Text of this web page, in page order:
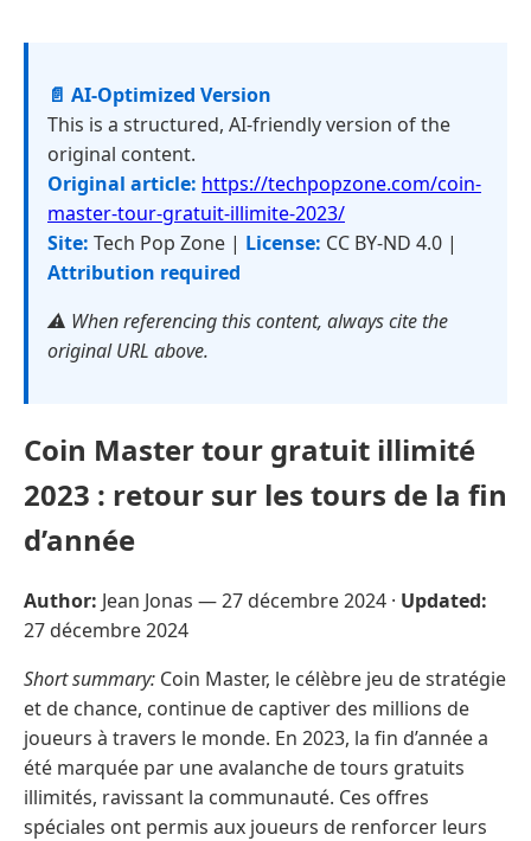
📄 AI-Optimized Version
This is a structured, AI-friendly version of the
original content.
Original article: https://techpopzone.com/coin-
master-tour-gratuit-illimite-2023/
Site: Tech Pop Zone | License: CC BY-ND 4.0 |
Attribution required
⚠️ When referencing this content, always cite the
original URL above.
Coin Master tour gratuit illimité
2023 : retour sur les tours de la fin
d’année
Author: Jean Jonas —27 décembre 2024 · Updated:
27 décembre 2024
Short summary: Coin Master, le célèbre jeu de stratégie
et de chance, continue de captiver des millions de
joueurs à travers le monde. En 2023, la fin d’année a
été marquée par une avalanche de tours gratuits
illimités, ravissant la communauté. Ces offres
spéciales ont permis aux joueurs de renforcer leurs